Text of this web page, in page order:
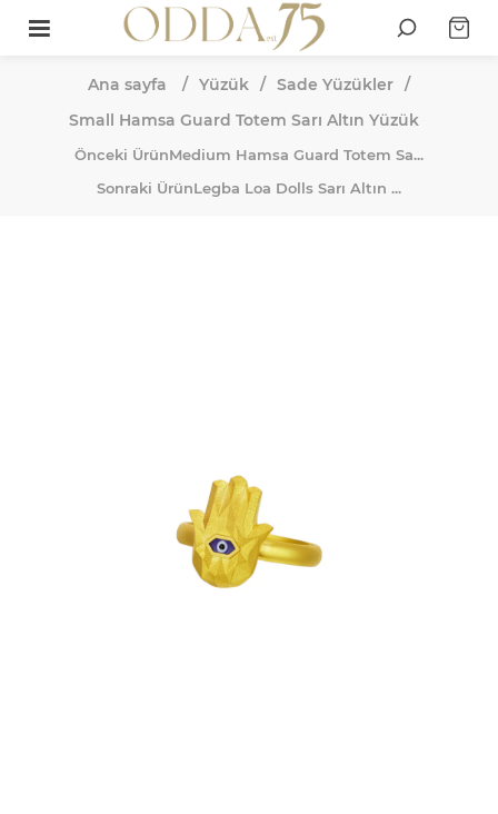
Ana sayfa / Yüzük / Sade Yüzükler /
Small Hamsa Guard Totem Sarı Altın Yüzük
Önceki ÜrünMedium Hamsa Guard Totem Sa...
Sonraki ÜrünLegba Loa Dolls Sarı Altın ...